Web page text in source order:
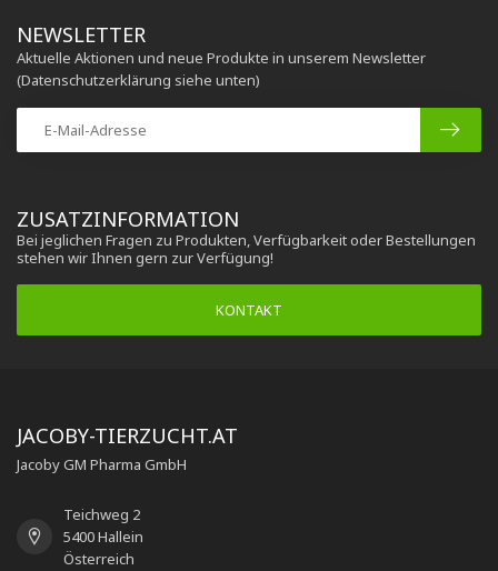
ZUSATZINFORMATION
Bei jeglichen Fragen zu Produkten, Verfügbarkeit oder Bestellungen
stehen wir Ihnen gern zur Verfügung!
KONTAKT
NEWSLETTER
Aktuelle Aktionen und neue Produkte in unserem Newsletter
(Datenschutzerklärung siehe unten)
JACOBY-TIERZUCHT.AT
Jacoby GM Pharma GmbH
Teichweg 2
5400 Hallein
Österreich